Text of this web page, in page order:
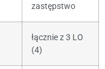
zastępstwo
łącznie z 3 LO
(4)